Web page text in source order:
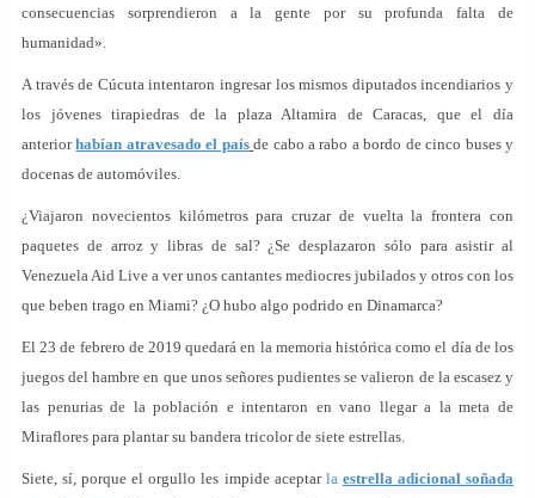
consecuencias sorprendieron a la gente por su profunda falta de
humanidad».
A través de Cúcuta intentaron ingresar los mismos diputados incendiarios y
los jóvenes tirapiedras de la plaza Altamira de Caracas, que el día
anteriorhabían atravesado el país de cabo a rabo a bordo de cinco buses y
docenas de automóviles.
¿Viajaron novecientos kilómetros para cruzar de vuelta la frontera con
paquetes de arroz y libras de sal? ¿Se desplazaron sólo para asistir al
Venezuela Aid Live a ver unos cantantes mediocres jubilados y otros con los
que beben trago en Miami? ¿O hubo algo podrido en Dinamarca?
El 23 de febrero de 2019 quedará en la memoria histórica como el día de los
juegos del hambre en que unos señores pudientes se valieron de la escasez y
las penurias de la población e intentaron en vano llegar a la meta de
Miraflores para plantar su bandera tricolor de siete estrellas.
Siete, sí, porque el orgullo les impide aceptar la estrella adicional soñada